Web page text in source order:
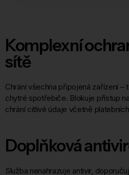
Komplexní
sítě
Chrání všechna připojená zařízení
chytré spotřebiče. Blokuje přístup
chrání citlivé údaje včetně
Doplňková
Služba nenahrazuje antivir,